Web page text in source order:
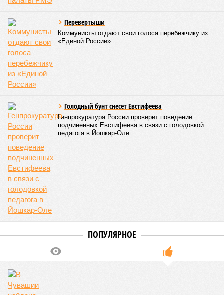
Перевертыши
Коммунисты отдают свои голоса перебежчику из
«Единой России»
Голодный бунт снесет Евстифеева
Генпрокуратура России проверит поведение
подчиненных Евстифеева в связи с голодовкой
педагога в Йошкар-Оле
ПОПУЛЯРНОЕ